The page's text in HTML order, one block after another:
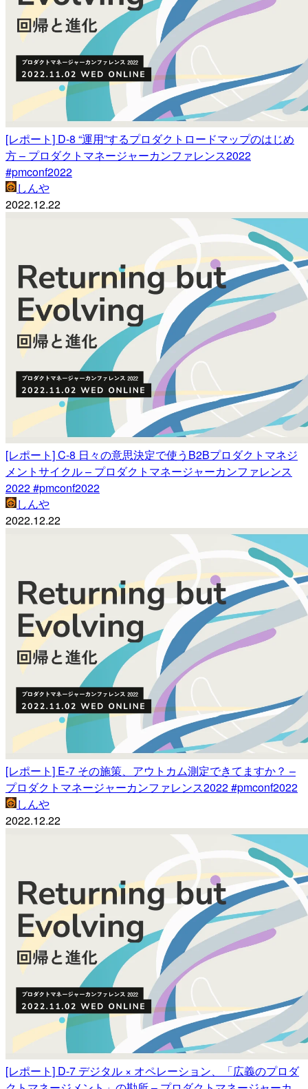
[レポート] D-8 “運用”するプロダクトロードマップのはじめ
方 – プロダクトマネージャーカンファレンス2022
#pmconf2022
しんや
2022.12.22
[レポート] C-8 日々の意思決定で使うB2Bプロダクトマネジ
メントサイクル – プロダクトマネージャーカンファレンス
2022 #pmconf2022
しんや
2022.12.22
[レポート] E-7 その施策、アウトカム測定できてますか？ –
プロダクトマネージャーカンファレンス2022 #pmconf2022
しんや
2022.12.22
[レポート] D-7 デジタル × オペレーション、「広義のプロダ